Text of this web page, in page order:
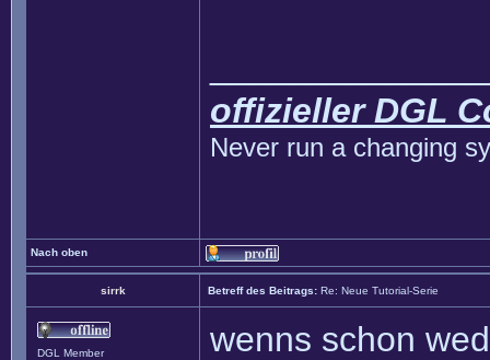
offizieller DGL
Never run a changing
Nach oben
sirrk Betreff des Beitrags: Re: Neue Tutorial-Serie
DGL Member
wenns schon